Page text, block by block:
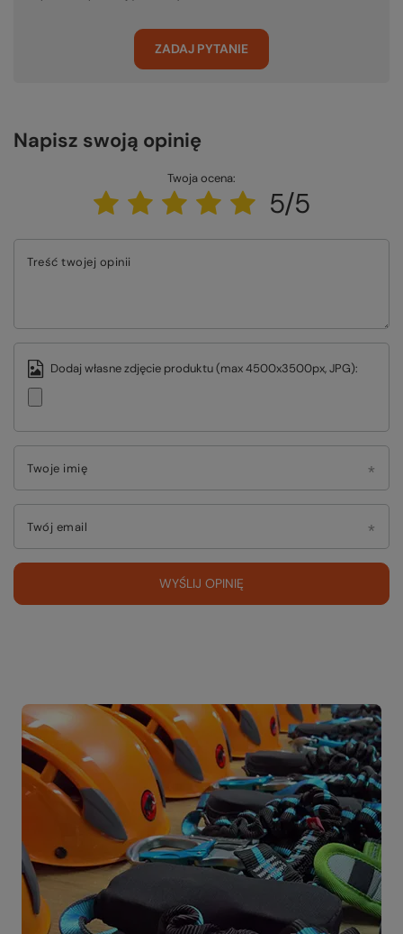
ZADAJ PYTANIE
Napisz swoją opinię
Twoja ocena:
5/5
Treść twojej opinii
Dodaj własne zdjęcie produktu (max 4500x3500px, JPG):
Twoje imię
Twój email
WYŚLIJ OPINIĘ